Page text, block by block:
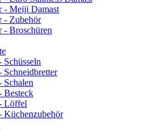
- Meiji Damast
- Zubehör
- Broschüren
Schalen
Besteck
Löffel
Küchenzubehör